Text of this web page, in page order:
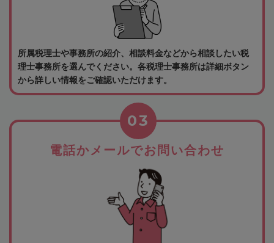
所属税理士や事務所の紹介、相談料金などから相談したい税
理士事務所を選んでください。各税理士事務所は詳細ボタン
から詳しい情報をご確認いただけます。
電話かメールでお問い合わせ
03